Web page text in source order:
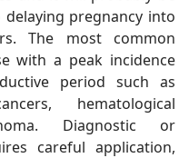
pregnancy into
The most common
with a peak incidence
period such as
hematological
Diagnostic or
careful application,